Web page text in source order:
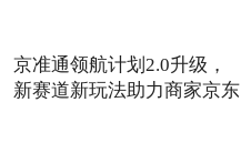
京准通领航计划2.0升级，
新赛道新玩法助力商家京东